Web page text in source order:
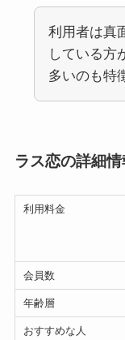
利用者は真
している方
多いのも特
ラス恋の詳細情
利用料金
会員数
年齢層
おすすめな人